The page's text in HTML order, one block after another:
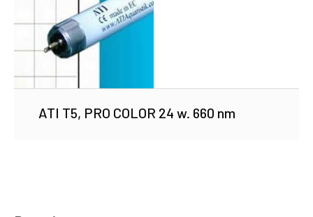
ATI T5, PRO COLOR 24 w. 660 nm